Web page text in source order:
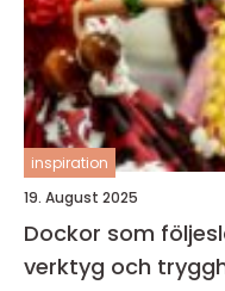
inspiration
19. August 2025
Dockor som
verktyg och